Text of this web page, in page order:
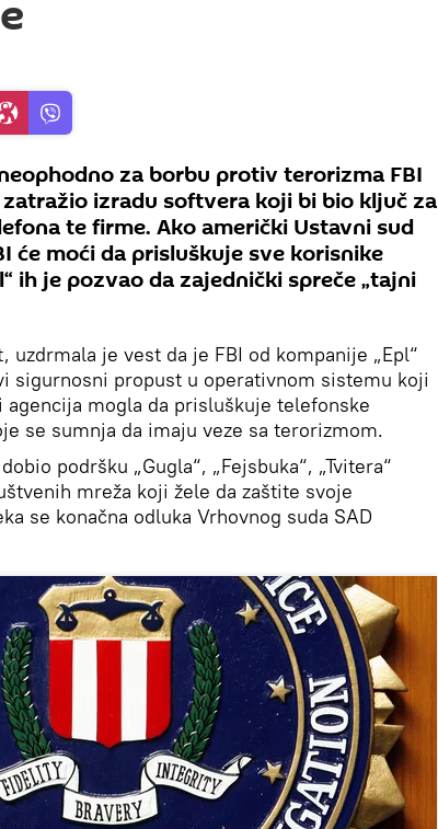
za borbu protiv terorizma FBI
zatražio izradu softvera koji bi bio ključ za
te firme. Ako američki Ustavni sud
će moći da prisluškuje sve korisnike
ih je pozvao da zajednički spreče „tajni
uzdrmala je vest da je FBI od kompanije „Epl“
sigurnosni propust u operativnom sistemu koji
mogla da prisluškuje telefonske
se sumnja da imaju veze sa terorizmom.
podršku „Gugla“, „Fejsbuka“, „Tvitera“
mreža koji žele da zaštite svoje
se konačna odluka Vrhovnog suda SAD